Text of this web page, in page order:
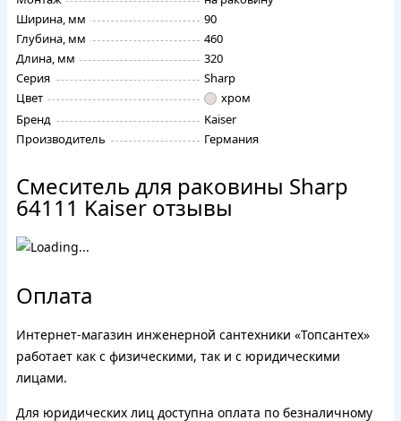
Ширина, мм
90
Глубина, мм
460
Длина, мм
320
Серия
Sharp
Цвет
хром
Бренд
Kaiser
Производитель
Германия
Смеситель для раковины Sharp
64111 Kaiser отзывы
Оплата
Интернет-магазин инженерной сантехники «Топсантех»
работает как с физическими, так и с юридическими
лицами.
Для юридических лиц доступна оплата по безналичному